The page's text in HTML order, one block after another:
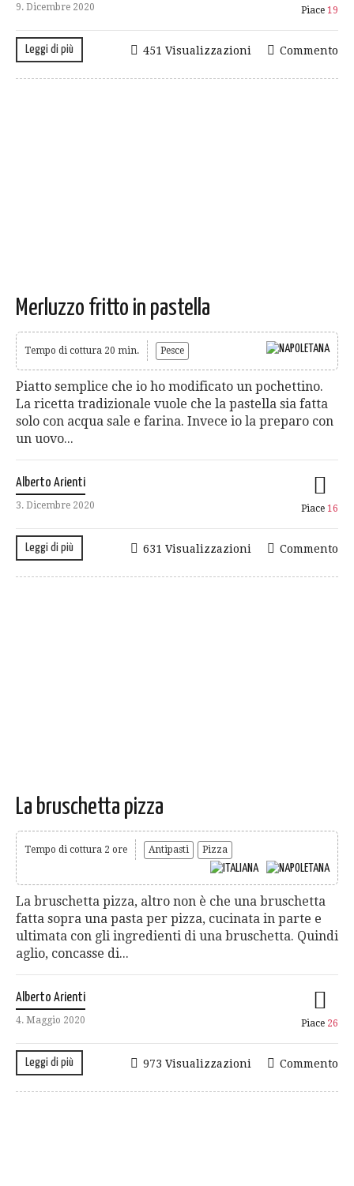
9. Dicembre 2020 Piace 19
Leggi di più Commento
451 Visualizzazioni
Merluzzo fritto in pastella
Tempo di cottura 20 min. Pesce
Piatto semplice che io ho modificato un pochettino.
La ricetta tradizionale vuole che la pastella sia fatta
solo con acqua sale e farina. Invece io la preparo con
un uovo...
Alberto Arienti
3. Dicembre 2020 Piace 16
Leggi di più Commento
631 Visualizzazioni
La bruschetta pizza
Tempo di cottura 2 ore Antipasti Pizza
La bruschetta pizza, altro non è che una bruschetta
fatta sopra una pasta per pizza, cucinata in parte e
ultimata con gli ingredienti di una bruschetta. Quindi
aglio, concasse di...
Alberto Arienti
4. Maggio 2020 Piace 26
Leggi di più Commento
973 Visualizzazioni